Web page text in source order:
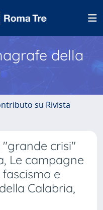
della
su Rivista
"grande crisi"
Le campagne
e
Calabria,